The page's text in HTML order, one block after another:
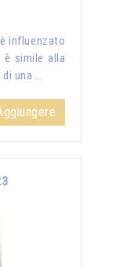
influenzato
è simile alla
una …